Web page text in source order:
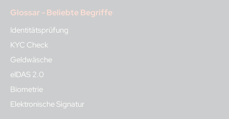
Glossar - Beliebte Begriffe
Identitätsprüfung
KYC Check
Geldwäsche
eIDAS 2.0
Biometrie
Elektronische Signatur